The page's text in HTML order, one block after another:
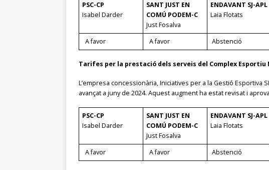
PSC-CP
Isabel Darder
SANT JUST EN
COMÚ PODEM-C
Just Fosalva
ENDAVANT SJ-APL
Laia Flotats
A favor A favor Abstenció
Tarifes per la prestació dels serveis del Complex Esportiu
L’empresa concessionària, Iniciatives per a la Gestió Esportiva
avançat a juny de 2024. Aquest augment ha estat revisat i
PSC-CP
Isabel Darder
SANT JUST EN
COMÚ PODEM-C
Just Fosalva
ENDAVANT SJ-APL
Laia Flotats
A favor A favor Abstenció